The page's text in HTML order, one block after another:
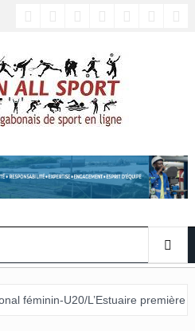
première équipe qualifiée